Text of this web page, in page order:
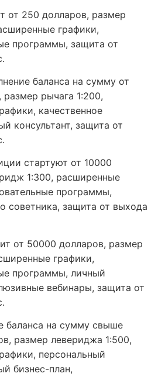
от 250 долларов, размер
графики,
программы, защита от
баланса на сумму от
рычага 1:200,
качественное
консультант, защита от
стартуют от 10000
1:300, расширенные
программы,
советника, защита от выхода
от 50000 долларов, размер
графики,
программы, личный
вебинары, защита от
баланса на сумму свыше
размер левериджа 1:500,
персональный
бизнес-план,